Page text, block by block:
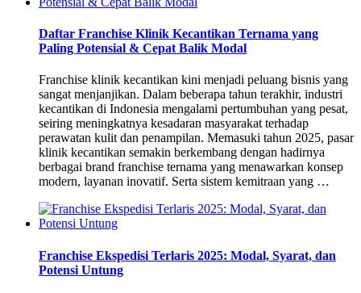
Daftar Franchise Klinik Kecantikan Ternama yang
Paling Potensial & Cepat Balik Modal
Franchise klinik kecantikan kini menjadi peluang bisnis yang
sangat menjanjikan. Dalam beberapa tahun terakhir, industri
kecantikan di Indonesia mengalami pertumbuhan yang pesat,
seiring meningkatnya kesadaran masyarakat terhadap
perawatan kulit dan penampilan. Memasuki tahun 2025, pasar
klinik kecantikan semakin berkembang dengan hadirnya
berbagai brand franchise ternama yang menawarkan konsep
modern, layanan inovatif. Serta sistem kemitraan yang …
Franchise Ekspedisi Terlaris 2025: Modal, Syarat, dan
Potensi Untung